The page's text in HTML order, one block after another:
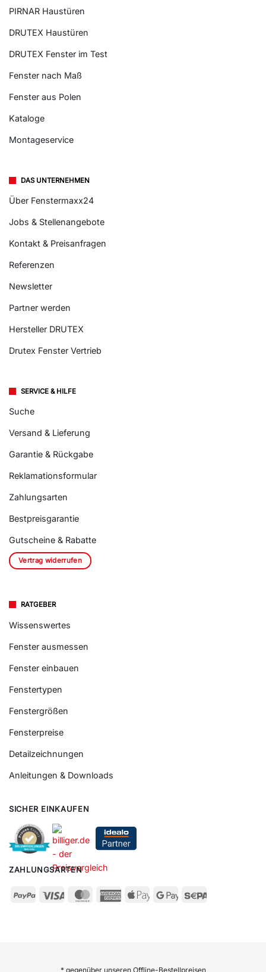
PIRNAR Haustüren
DRUTEX Haustüren
DRUTEX Fenster im Test
Fenster nach Maß
Fenster aus Polen
Kataloge
Montageservice
DAS UNTERNEHMEN
Über Fenstermaxx24
Jobs & Stellenangebote
Kontakt & Preisanfragen
Referenzen
Newsletter
Partner werden
Hersteller DRUTEX
Drutex Fenster Vertrieb
SERVICE & HILFE
Suche
Versand & Lieferung
Garantie & Rückgabe
Reklamationsformular
Zahlungsarten
Bestpreisgarantie
Gutscheine & Rabatte
Vertrag widerrufen
RATGEBER
Wissenswertes
Fenster ausmessen
Fenster einbauen
Fenstertypen
Fenstergrößen
Fensterpreise
Detailzeichnungen
Anleitungen & Downloads
SICHER EINKAUFEN
ZAHLUNGSARTEN
* gegenüber unseren Offline-Bestellpreisen